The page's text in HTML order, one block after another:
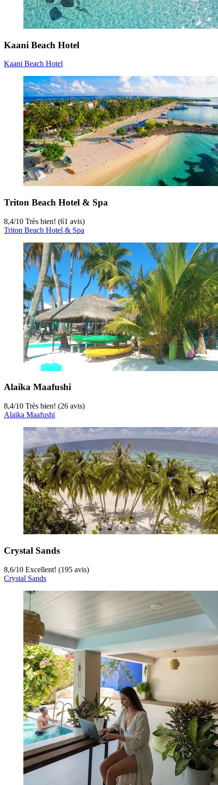
Kaani Beach Hotel
Kaani Beach Hotel
Triton Beach Hotel & Spa
8,4/10 Très bien! (61 avis)
Triton Beach Hotel & Spa
Alaika Maafushi
8,4/10 Très bien! (26 avis)
Alaika Maafushi
Crystal Sands
8,6/10 Excellent! (195 avis)
Crystal Sands